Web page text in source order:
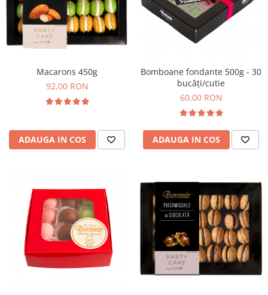
Macarons 450g
92,00 RON
ADAUGA IN COS
Bomboane fondante 500g - 30
bucăți/cutie
60,00 RON
ADAUGA IN COS